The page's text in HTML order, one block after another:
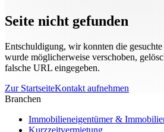
Seite nicht gefunden
Entschuldigung, wir konnten die
wurde möglicherweise verschoben,
falsche URL eingegeben.
Zur StartseiteKontakt aufnehmen
Branchen
Immobilieneigentümer &
Kurzzeitvermietung